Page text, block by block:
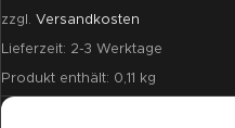
zzgl. Versandkosten
Lieferzeit: 2-3 Werktage
Produkt enthält: 0,11 kg